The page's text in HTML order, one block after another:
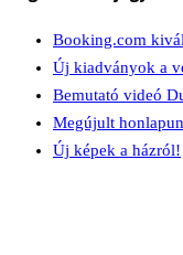
Booking.com
Új kiadványok a
Bemutató videó
Megújult
Új képek a házról!